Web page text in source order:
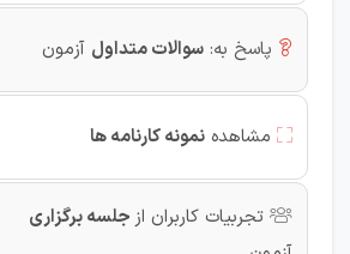
 پاسخ به: سوالات متداول آزمون
 مشاهده نمونه کارنامه ها
 تجربیات کاربران از جلسه برگزاری